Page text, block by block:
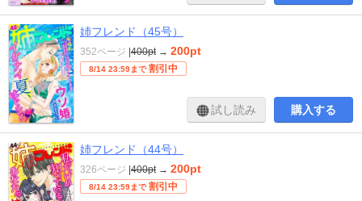
姉フレンド（45号）
352ページ |400pt → 200pt
8/14 23:59まで 割引中
試し読み 購入する
姉フレンド（44号）
326ページ |400pt → 200pt
8/14 23:59まで 割引中